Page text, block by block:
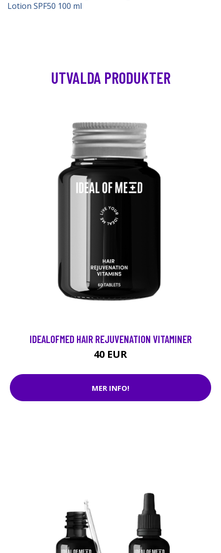
Lotion SPF50 100 ml
UTVALDA PRODUKTER
IDEALOFMED HAIR REJUVENATION VITAMINER
40 EUR
MER INFO!